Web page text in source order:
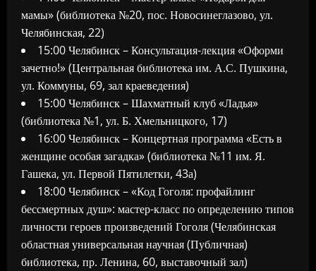
мамы» (библиотека №20, пос. Новосинеглазово, ул.
Челябинская, 22)
15:00 Челябинск – Консультация-лекция «Оформи
зачетно!» (Центральная библиотека им. А.С. Пушкина,
ул. Коммуны, 69, зал краеведения)
15:00 Челябинск – Шахматный клуб «Ладья»
(библиотека №1, ул. Б. Хмельницкого, 17)
16:00 Челябинск – Концертная программа «Есть в
женщине особая загадка» (библиотека №11 им. Я.
Гашека, ул. Первой Пятилетки, 43а)
18:00 Челябинск – «Код Гоголя: профайлинг
бессмертных душ»: мастер-класс по определению типов
личности героев произведений Гоголя (Челябинская
областная универсальная научная (Публичная)
библиотека, пр. Ленина, 60, выставочный зал)